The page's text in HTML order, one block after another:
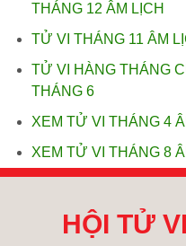
THÁNG 12 ÂM LỊCH
TỬ VI THÁNG 11 ÂM
TỬ VI HÀNG THÁNG
THÁNG 6
XEM TỬ VI THÁNG 4
XEM TỬ VI THÁNG 8
HỘI TỬ